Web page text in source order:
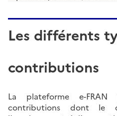
Les différents
contributions
La plateforme e-
contributions dont le